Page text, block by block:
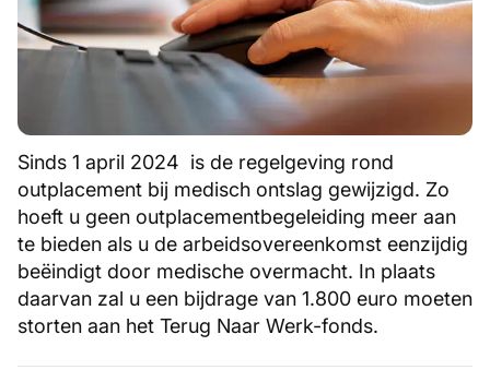
Sinds 1 april 2024 is de regelgeving rond
outplacement bij medisch ontslag gewijzigd. Zo
hoeft u geen outplacementbegeleiding meer aan
te bieden als u de arbeidsovereenkomst eenzijdig
beëindigt door medische overmacht. In plaats
daarvan zal u een bijdrage van 1.800 euro moeten
storten aan het Terug Naar Werk-fonds.